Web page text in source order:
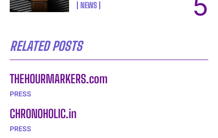
I've read and accept the Privacy Policy
NEWS
RELATED POSTS
THEHOURMARKERS.com
PRESS
CHRONOHOLIC.in
PRESS